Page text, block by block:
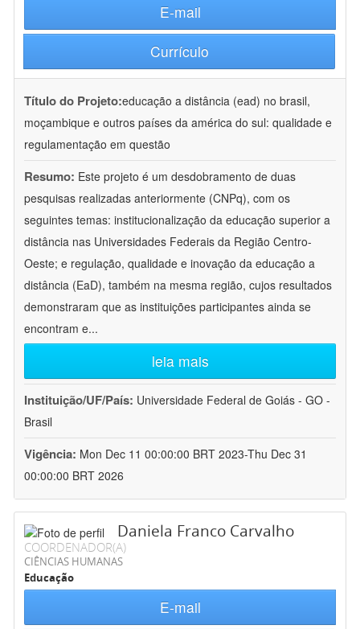
E-mail
Currículo
Título do Projeto:educação a distância (ead) no brasil,
moçambique e outros países da américa do sul: qualidade e
regulamentação em questão
Resumo: Este projeto é um desdobramento de duas
pesquisas realizadas anteriormente (CNPq), com os
seguintes temas: institucionalização da educação superior a
distância nas Universidades Federais da Região Centro-
Oeste; e regulação, qualidade e inovação da educação a
distância (EaD), também na mesma região, cujos resultados
demonstraram que as instituições participantes ainda se
encontram e...
leia mais
Instituição/UF/País: Universidade Federal de Goiás - GO -
Brasil
Vigência: Mon Dec 11 00:00:00 BRT 2023-Thu Dec 31
00:00:00 BRT 2026
Daniela Franco Carvalho
COORDENADOR(A)
CIÊNCIAS HUMANAS
Educação
E-mail